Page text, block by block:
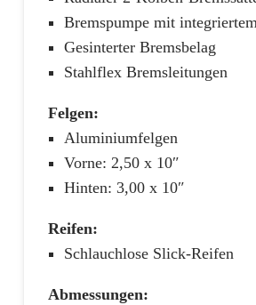
Bremspumpe mit
Gesinterter Bremsbelag
Stahlflex Bremsleitungen
Felgen:
Aluminiumfelgen
Vorne: 2,50 x 10″
Hinten: 3,00 x 10″
Reifen:
Schlauchlose Slick-Reifen
Abmessungen: